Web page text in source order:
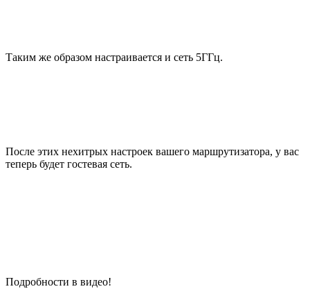
Таким же образом настраивается и сеть 5ГГц.
После этих нехитрых настроек вашего маршрутизатора, у вас
теперь будет гостевая сеть.
Подробности в видео!